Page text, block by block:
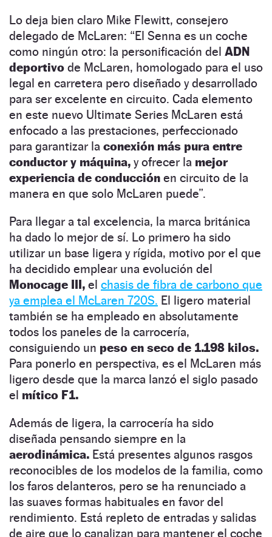
Lo deja bien claro Mike Flewitt, consejero
delegado de McLaren: “El Senna es un coche
como ningún otro: la personificación del ADN
deportivo de McLaren, homologado para el uso
legal en carretera pero diseñado y desarrollado
para ser excelente en circuito. Cada elemento
en este nuevo Ultimate Series McLaren está
enfocado a las prestaciones, perfeccionado
para garantizar la conexión más pura entre
conductor y máquina, y ofrecer la mejor
experiencia de conducción en circuito de la
manera en que solo McLaren puede”.
Para llegar a tal excelencia, la marca británica
ha dado lo mejor de sí. Lo primero ha sido
utilizar un base ligera y rígida, motivo por el que
ha decidido emplear una evolución del
Monocage III, el chasis de fibra de carbono que
ya emplea el McLaren 720S. El ligero material
también se ha empleado en absolutamente
todos los paneles de la carrocería,
consiguiendo un peso en seco de 1.198 kilos.
Para ponerlo en perspectiva, es el McLaren más
ligero desde que la marca lanzó el siglo pasado
el mítico F1.
Además de ligera, la carrocería ha sido
diseñada pensando siempre en la
aerodinámica. Está presentes algunos rasgos
reconocibles de los modelos de la familia, como
los faros delanteros, pero se ha renunciado a
las suaves formas habituales en favor del
rendimiento. Está repleto de entradas y salidas
de aire que lo canalizan para mantener el coche